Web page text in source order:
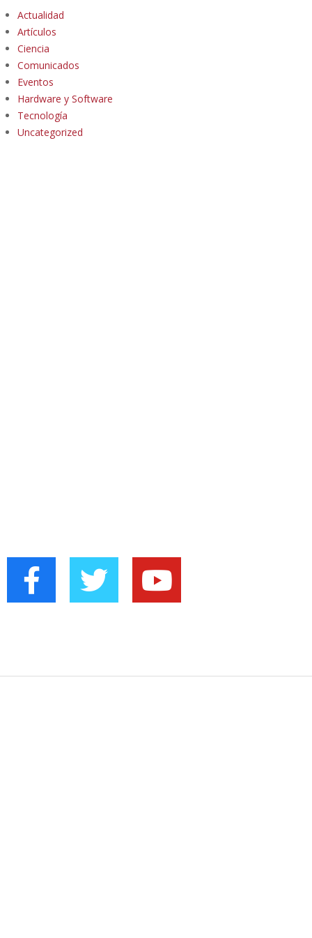
Actualidad
Artículos
Ciencia
Comunicados
Eventos
Hardware y Software
Tecnología
Uncategorized